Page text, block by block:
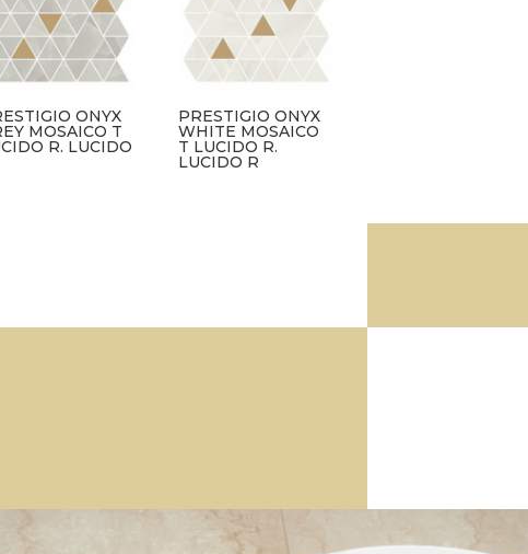
ONYX
MOSAICO T
R. LUCIDO
PRESTIGIO ONYX
WHITE MOSAICO
T LUCIDO R.
LUCIDO R